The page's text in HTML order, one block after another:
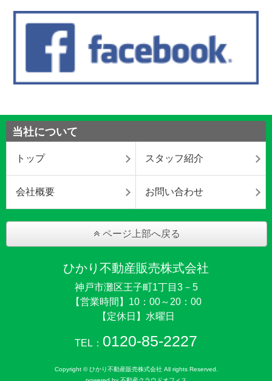
当社について
トップ スタッフ紹介
会社概要 お問い合わせ
ページ上部へ戻る
ひかり不動産販売株式会社
神戸市灘区王子町1丁目3－5
【営業時間】10：00～20：00
【定休日】水曜日
TEL： 0120-85-2227
Copyright © ひかり不動産販売株式会社 All rights Reserved.